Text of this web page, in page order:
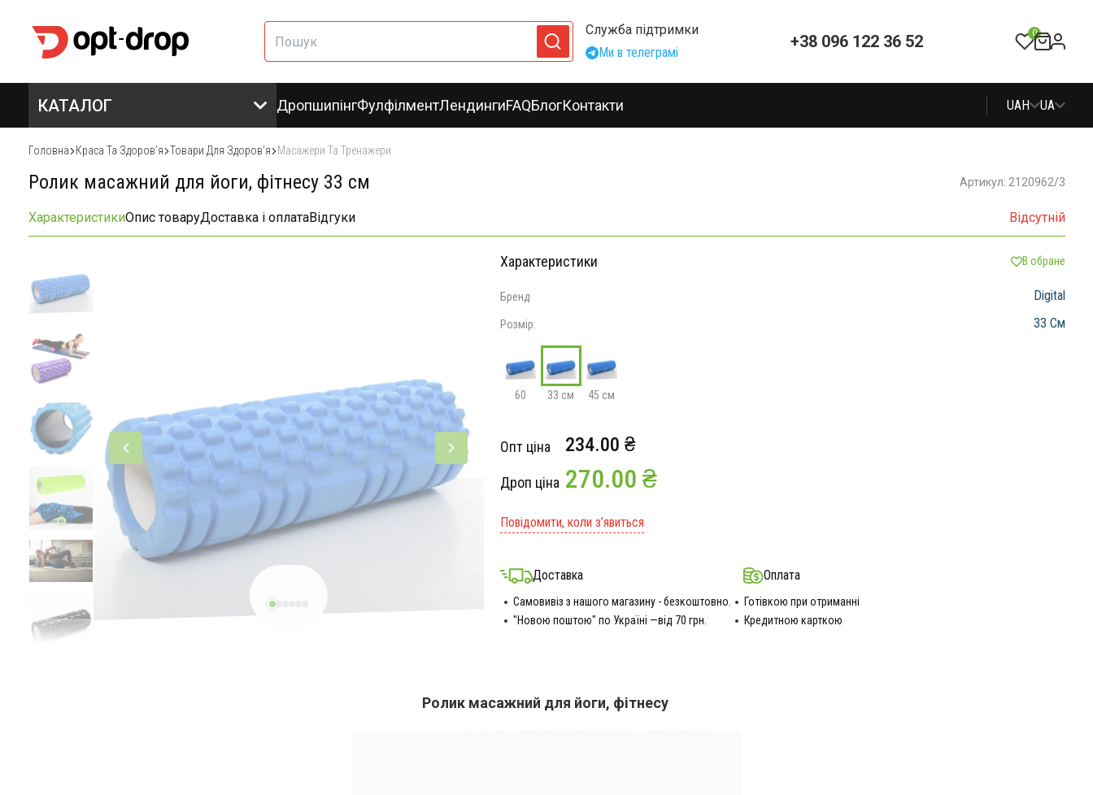
Служба підтримки
Ми в телеграмі
+38 096 122 36 52 0
КАТАЛОГ ДропшипінгФулфілментЛендингиFAQБлогКонтакти UAH UA
Головна Краса Та Здоровʼя Товари Для Здоровʼя Масажери Та Тренажери
Ролик масажний для йоги, фітнесу 33 см Артикул: 2120962/3
ХарактеристикиОпис товаруДоставка і оплатаВідгуки Відсутній
Характеристики В обране
Бренд Digital
Розмір: 33 См
60 33 см 45 см
Опт ціна 234.00 ₴
Дроп ціна 270.00 ₴
Повідомити, коли з’явиться
Доставка
Самовивіз з нашого магазину - безкоштовно.
"Новою поштою" по Україні —від 70 грн.
Оплата
Готівкою при отриманні
Кредитною карткою
Ролик масажний для йоги, фітнесу